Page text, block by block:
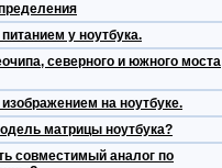
у ноутбука.
северного и южного моста
на ноутбуке.
матрицы ноутбука?
совместимый аналог по